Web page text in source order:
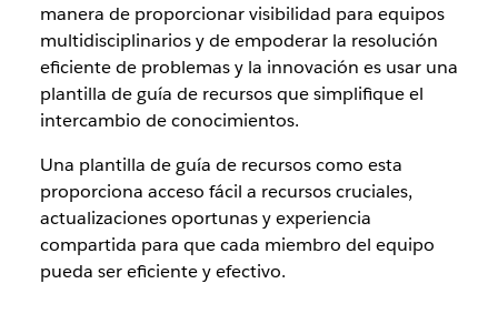
manera de proporcionar visibilidad para equipos
multidisciplinarios y de empoderar la resolución
eficiente de problemas y la innovación es usar una
plantilla de guía de recursos que simplifique el
intercambio de conocimientos.
Una plantilla de guía de recursos como esta
proporciona acceso fácil a recursos cruciales,
actualizaciones oportunas y experiencia
compartida para que cada miembro del equipo
pueda ser eficiente y efectivo.